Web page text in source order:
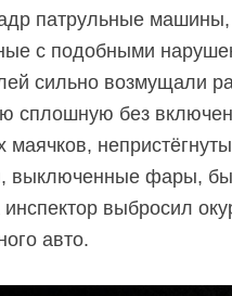
патрульные машины,
с подобными
сильно возмущали
сплошную без
маячков,
выключенные фары,
инспектор выбросил
авто.